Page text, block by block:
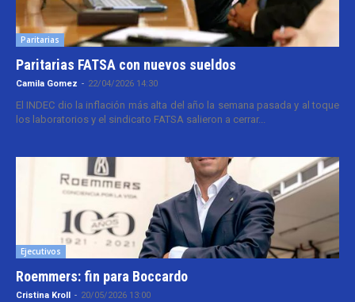
Paritarias
Paritarias FATSA con nuevos sueldos
Camila Gomez - 22/04/2026 14:30
El INDEC dio la inflación más alta del año la semana pasada y al toque
los laboratorios y el sindicato FATSA salieron a cerrar...
Ejecutivos
Roemmers: fin para Boccardo
Cristina Kroll - 20/05/2026 13:00